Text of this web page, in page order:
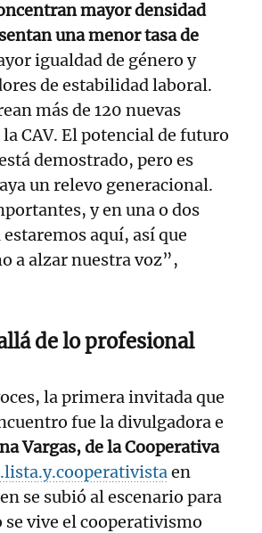
mayor densidad
una menor tasa de
igualdad de género y
de estabilidad laboral.
más de 120 nuevas
CAV. El potencial de futuro
demostrado, pero es
un relevo generacional.
y en una o dos
aquí, así que
a alzar nuestra voz”,
de lo profesional
la primera invitada que
fue la divulgadora e
Vargas, de la Cooperativa
en
se subió al escenario para
vive el cooperativismo